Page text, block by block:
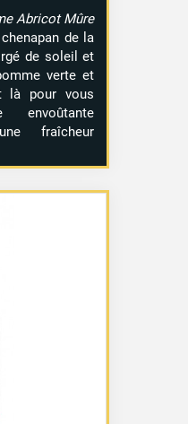
Abricot Mûre
de la
de soleil et
verte et
là pour vous
envoûtante
fraîcheur